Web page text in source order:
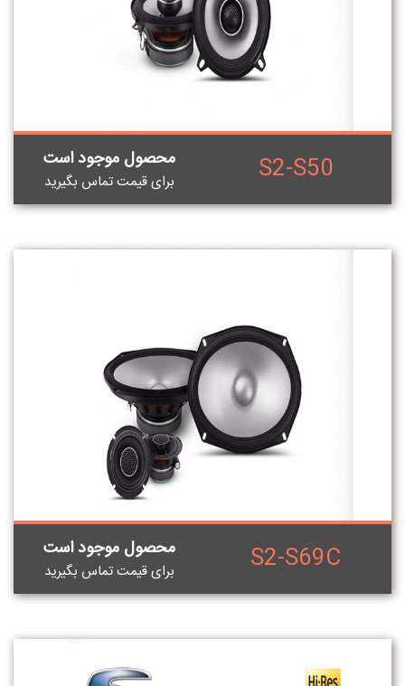
S2-S50 محصول موجود است
برای قيمت تماس بگيريد
S2-S69C محصول موجود است
برای قيمت تماس بگيريد